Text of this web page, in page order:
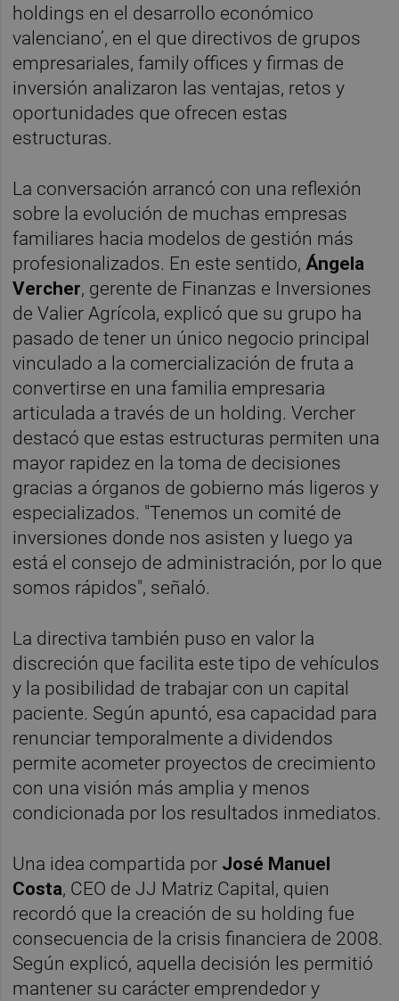
holdings en el desarrollo económico
valenciano’, en el que directivos de grupos
empresariales, family offices y firmas de
inversión analizaron las ventajas, retos y
oportunidades que ofrecen estas
estructuras.
La conversación arrancó con una reflexión
sobre la evolución de muchas empresas
familiares hacia modelos de gestión más
profesionalizados. En este sentido, Ángela
Vercher, gerente de Finanzas e Inversiones
de Valier Agrícola, explicó que su grupo ha
pasado de tener un único negocio principal
vinculado a la comercialización de fruta a
convertirse en una familia empresaria
articulada a través de un holding. Vercher
destacó que estas estructuras permiten una
mayor rapidez en la toma de decisiones
gracias a órganos de gobierno más ligeros y
especializados. "Tenemos un comité de
inversiones donde nos asisten y luego ya
está el consejo de administración, por lo que
somos rápidos", señaló.
La directiva también puso en valor la
discreción que facilita este tipo de vehículos
y la posibilidad de trabajar con un capital
paciente. Según apuntó, esa capacidad para
renunciar temporalmente a dividendos
permite acometer proyectos de crecimiento
con una visión más amplia y menos
condicionada por los resultados inmediatos.
Una idea compartida por José Manuel
Costa, CEO de JJ Matriz Capital, quien
recordó que la creación de su holding fue
consecuencia de la crisis financiera de 2008.
Según explicó, aquella decisión les permitió
mantener su carácter emprendedor y